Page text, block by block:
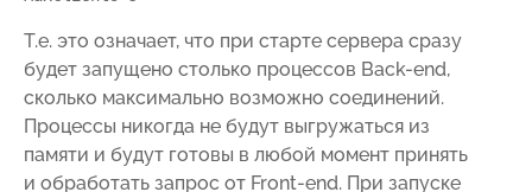
Т.е. это означает, что при старте сервера сразу
будет запущено столько процессов Back-end,
сколько максимально возможно соединений.
Процессы никогда не будут выгружаться из
памяти и будут готовы в любой момент принять
и обработать запрос от Front-end. При запуске